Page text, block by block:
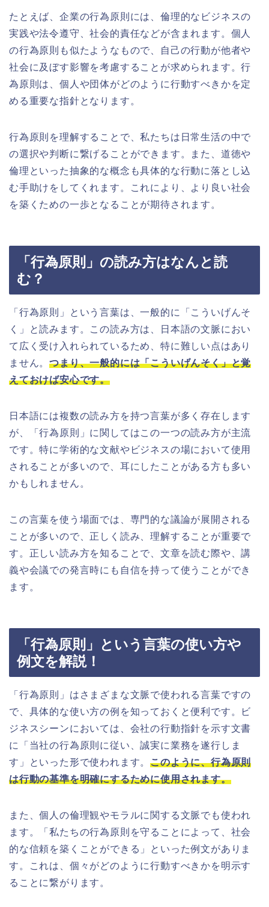
たとえば、企業の行為原則には、倫理的なビジネスの
実践や法令遵守、社会的責任などが含まれます。個人
の行為原則も似たようなもので、自己の行動が他者や
社会に及ぼす影響を考慮することが求められます。行
為原則は、個人や団体がどのように行動すべきかを定
める重要な指針となります。
行為原則を理解することで、私たちは日常生活の中で
の選択や判断に繋げることができます。また、道徳や
倫理といった抽象的な概念も具体的な行動に落とし込
む手助けをしてくれます。これにより、より良い社会
を築くための一歩となることが期待されます。
「行為原則」の読み方はなんと読
む？
「行為原則」という言葉は、一般的に「こういげんそ
く」と読みます。この読み方は、日本語の文脈におい
て広く受け入れられているため、特に難しい点はあり
ません。つまり、一般的には「こういげんそく」と覚
えておけば安心です。
日本語には複数の読み方を持つ言葉が多く存在します
が、「行為原則」に関してはこの一つの読み方が主流
です。特に学術的な文献やビジネスの場において使用
されることが多いので、耳にしたことがある方も多い
かもしれません。
この言葉を使う場面では、専門的な議論が展開される
ことが多いので、正しく読み、理解することが重要で
す。正しい読み方を知ることで、文章を読む際や、講
義や会議での発言時にも自信を持って使うことができ
ます。
「行為原則」という言葉の使い方や
例文を解説！
「行為原則」はさまざまな文脈で使われる言葉ですの
で、具体的な使い方の例を知っておくと便利です。ビ
ジネスシーンにおいては、会社の行動指針を示す文書
に「当社の行為原則に従い、誠実に業務を遂行しま
す」といった形で使われます。このように、行為原則
は行動の基準を明確にするために使用されます。
また、個人の倫理観やモラルに関する文脈でも使われ
ます。「私たちの行為原則を守ることによって、社会
的な信頼を築くことができる」といった例文がありま
す。これは、個々がどのように行動すべきかを明示す
ることに繋がります。